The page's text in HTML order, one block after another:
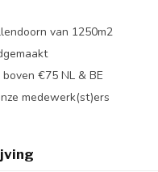
van 1250m2
€75 NL & BE
medewerk(st)ers